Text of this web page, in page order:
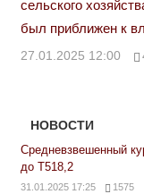
сельского
был приближен к
27.01.2025 12:00
НОВОСТИ
Средневзвешенный
до Т518,2
31.01.2025 17:25 1575